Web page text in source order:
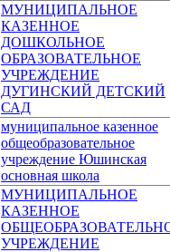
МУНИЦИПАЛЬНОЕ
КАЗЕННОЕ
ДОШКОЛЬНОЕ
ОБРАЗОВАТЕЛЬНОЕ
УЧРЕЖДЕНИЕ
ДУГИНСКИЙ ДЕТСКИЙ
САД
муниципальное казенное
общеобразовательное
учреждение Юшинская
основная школа
МУНИЦИПАЛЬНОЕ
КАЗЕННОЕ
УЧРЕЖДЕНИЕ